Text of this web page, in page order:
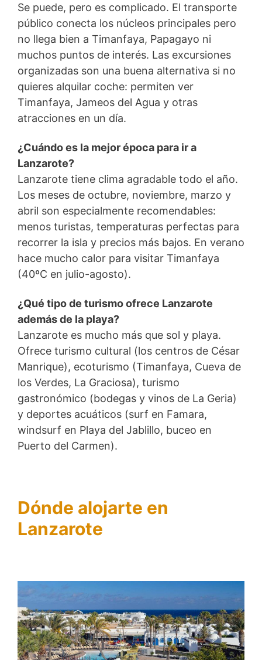
Se puede, pero es complicado. El transporte
público conecta los núcleos principales pero
no llega bien a Timanfaya, Papagayo ni
muchos puntos de interés. Las excursiones
organizadas son una buena alternativa si no
quieres alquilar coche: permiten ver
Timanfaya, Jameos del Agua y otras
atracciones en un día.
¿Cuándo es la mejor época para ir a
Lanzarote?
Lanzarote tiene clima agradable todo el año.
Los meses de octubre, noviembre, marzo y
abril son especialmente recomendables:
menos turistas, temperaturas perfectas para
recorrer la isla y precios más bajos. En verano
hace mucho calor para visitar Timanfaya
(40ºC en julio-agosto).
¿Qué tipo de turismo ofrece Lanzarote
además de la playa?
Lanzarote es mucho más que sol y playa.
Ofrece turismo cultural (los centros de César
Manrique), ecoturismo (Timanfaya, Cueva de
los Verdes, La Graciosa), turismo
gastronómico (bodegas y vinos de La Geria)
y deportes acuáticos (surf en Famara,
windsurf en Playa del Jablillo, buceo en
Puerto del Carmen).
Dónde alojarte en
Lanzarote